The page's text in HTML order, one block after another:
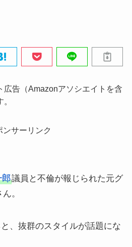
広告（Amazonアソシエイトを含
ンサーリンク
郎議員と不倫が報じられた元グ
。
、抜群のスタイルが話題にな